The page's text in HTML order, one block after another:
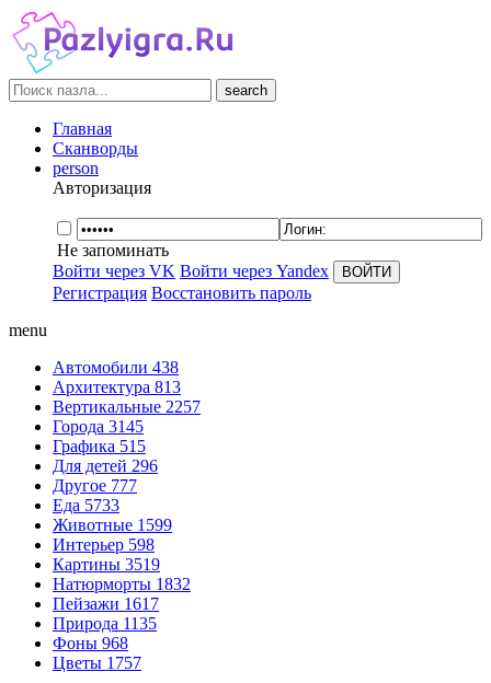
search
Главная
Сканворды
person
Авторизация
Не запоминать
Войти через VK Войти через Yandex
Регистрация Восстановить пароль
menu
Автомобили 438
Архитектура 813
Вертикальные 2257
Города 3145
Графика 515
Для детей 296
Другое 777
Еда 5733
Животные 1599
Интерьер 598
Картины 3519
Натюрморты 1832
Пейзажи 1617
Природа 1135
Фоны 968
Цветы 1757